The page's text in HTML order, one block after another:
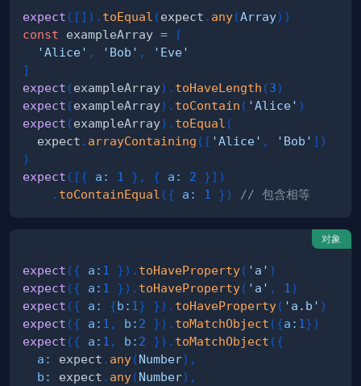
expect ( [ ] ) . toEqual (expect . any(Array) )
const exampleArray =
[
'Alice' , 'Bob' ,
'Eve'
]
expect (exampleArray) . toHaveLength (3)
expect (exampleArray) . toContain ( 'Alice' )
expect (exampleArray) . toEqual (
  expect
. arrayContaining ( [ 'Alice' , 'Bob' ] )
)
expect ( [{ a : 1 } , { a : 2 }] )
. toContainEqual ({ a : 1 }) // 包含相等
对象
expect ({ a : 1 }) . toHaveProperty( 'a' )
expect ({ a : 1 }) . toHaveProperty( 'a' , 1 )
expect ({ a : {b : 1 } }) . toHaveProperty( 'a.b' )
expect ({ a : 1 , b : 2 }) . toMatchObject ({a : 1 })
expect ({ a : 1 , b : 2 }) . toMatchObject ({
a : expect . any(Number) ,
b : expect . any(Number) ,